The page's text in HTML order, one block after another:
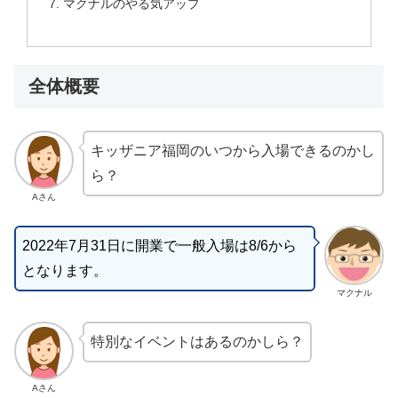
マクナルのやる気アップ
全体概要
Aさん
キッザニア福岡のいつから入場できるのかし
ら？
マクナル
2022年7月31日に開業で一般入場は8/6から
となります。
Aさん
特別なイベントはあるのかしら？